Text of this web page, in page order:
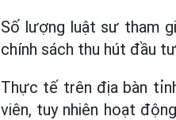
Số lượng luật sư tham
chính sách thu hút đầu
Thực tế trên địa bàn
viên, tuy nhiên hoạt